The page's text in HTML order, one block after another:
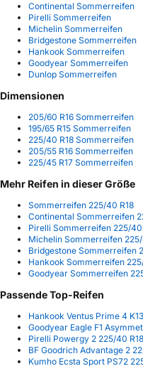
Continental Sommerreifen
Pirelli Sommerreifen
Michelin Sommerreifen
Bridgestone Sommerreifen
Hankook Sommerreifen
Goodyear Sommerreifen
Dunlop Sommerreifen
Dimensionen
205/60 R16 Sommerreifen
195/65 R15 Sommerreifen
225/40 R18 Sommerreifen
205/55 R16 Sommerreifen
225/45 R17 Sommerreifen
Mehr Reifen in dieser Größe
Sommerreifen 225/40 R18
Continental Sommerreifen
Pirelli Sommerreifen 225/40
Michelin Sommerreifen
Bridgestone Sommerreifen
Hankook Sommerreifen
Goodyear Sommerreifen
Passende Top-Reifen
Hankook Ventus Prime 4
Goodyear Eagle F1
Pirelli Powergy 2 225/40
BF Goodrich Advantage 2
Kumho Ecsta Sport PS72